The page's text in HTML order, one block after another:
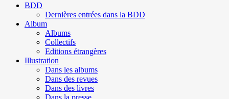
BDD
Dernières entrées dans la BDD
Album
Albums
Collectifs
Editions étrangères
Illustration
Dans les albums
Dans des revues
Dans des livres
Dans la presse